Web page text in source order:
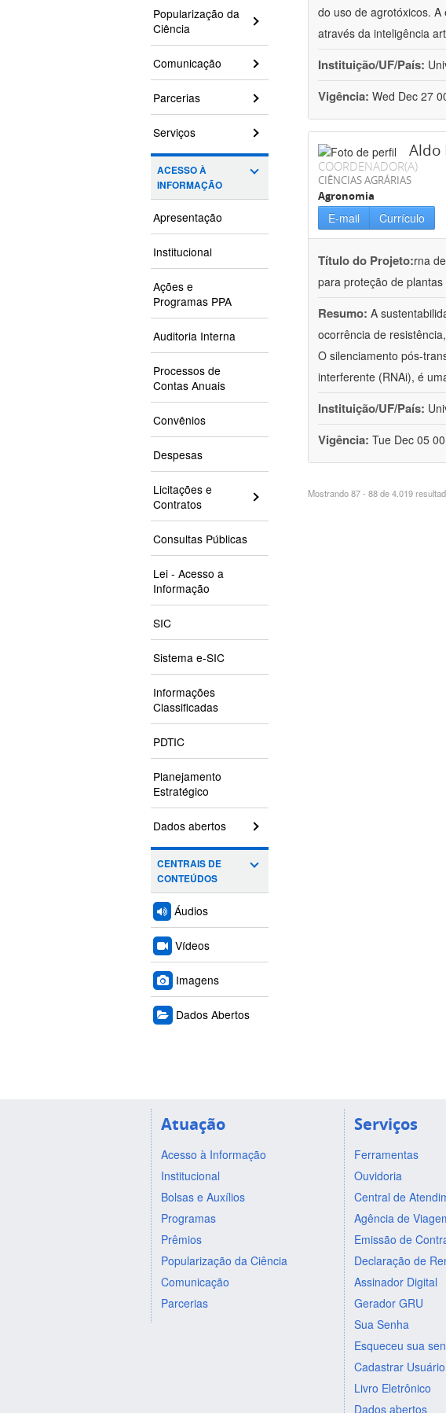
Popularização da
Ciência
Comunicação
Parcerias
Serviços
ACESSO À
INFORMAÇÃO
Apresentação
Institucional
Ações e
Programas PPA
Auditoria Interna
Processos de
Contas Anuais
Convênios
Despesas
Licitações e
Contratos
Consultas Públicas
Lei - Acesso a
Informação
SIC
Sistema e-SIC
Informações
Classificadas
PDTIC
Planejamento
Estratégico
Dados abertos
CENTRAIS DE
CONTEÚDOS
Áudios
Vídeos
Imagens
Dados Abertos
do uso de agrotóxicos.
através da inteligência
Instituição/UF/País:
Vigência: Wed Dec 27
Aldo
COORDENADOR(A)
CIÊNCIAS AGRÁRIAS
Agronomia
E-mail Currículo
Título do Projeto:rna
para proteção de plantas
Resumo: A
ocorrência de
O silenciamento pós-
interferente (RNAi), é
Instituição/UF/País:
Vigência: Tue Dec 05
Mostrando 87 - 88 de 4.019
Atuação
Acesso à Informação
Institucional
Bolsas e Auxílios
Programas
Prêmios
Popularização da Ciência
Comunicação
Parcerias
Serviços
Ferramentas
Ouvidoria
Central de
Agência de
Emissão de
Declaração de
Assinador Digital
Gerador GRU
Sua Senha
Esqueceu sua
Cadastrar Usuário
Livro Eletrônico
Dados abertos